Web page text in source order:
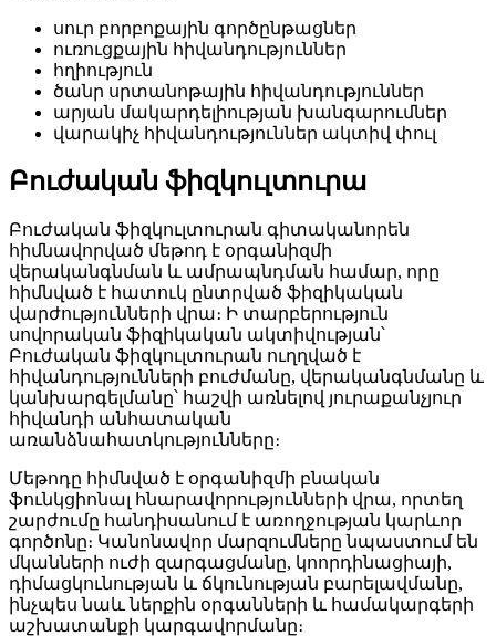
սուր բորբոքային գործընթացներ
ուռուցքային հիվանդություններ
հղիություն
ծանր սրտանոթային հիվանդություններ
արյան մակարդելիության խանգարումներ
վարակիչ հիվանդություններ ակտիվ փուլ
Բուժական ֆիզկուլտուրա
Բուժական ֆիզկուլտուրան գիտականորեն
հիմնավորված մեթոդ է օրգանիզմի
վերականգնման և ամրապնդման համար, որը
հիմնված է հատուկ ընտրված ֆիզիկական
վարժությունների վրա։ Ի տարբերություն
սովորական ֆիզիկական ակտիվության՝
Բուժական ֆիզկուլտուրան ուղղված է
հիվանդությունների բուժմանը, վերականգնմանը և
կանխարգելմանը՝ հաշվի առնելով յուրաքանչյուր
հիվանդի անհատական
առանձնահատկությունները։
Մեթոդը հիմնված է օրգանիզմի բնական
ֆունկցիոնալ հնարավորությունների վրա, որտեղ
շարժումը հանդիսանում է առողջության կարևոր
գործոնը։ Կանոնավոր մարզումները նպաստում են
մկանների ուժի զարգացմանը, կոորդինացիայի,
դիմացկունության և ճկունության բարելավմանը,
ինչպես նաև ներքին օրգանների և համակարգերի
աշխատանքի կարգավորմանը։